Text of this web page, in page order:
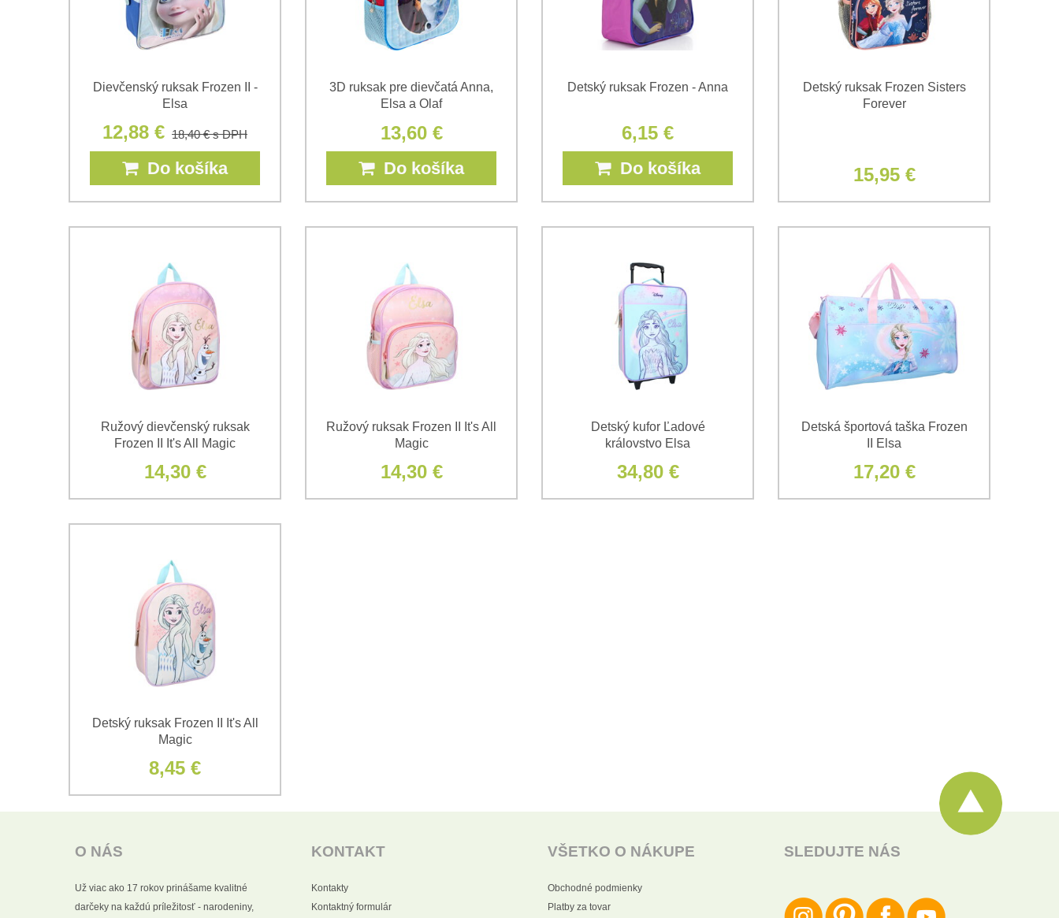
Dievčenský ruksak Frozen II -
Elsa
12,88 € 18,40 €s DPH
Do košíka
3D ruksak pre dievčatá Anna,
Elsa a Olaf
13,60 €
Do košíka
Detský ruksak Frozen - Anna
6,15 €
Do košíka
Detský ruksak Frozen Sisters
Forever
15,95 €
Ružový dievčenský ruksak
Frozen II It's All Magic
14,30 €
Ružový ruksak Frozen II It's All
Magic
14,30 €
Detský kufor Ľadové
královstvo Elsa
34,80 €
Detská športová taška Frozen
II Elsa
17,20 €
Detský ruksak Frozen II It's All
Magic
8,45 €
O NÁS
Už viac ako 17 rokov prinášame kvalitné
darčeky na každú príležitosť - narodeniny,
KONTAKT
Kontakty
Kontaktný formulár
VŠETKO O NÁKUPE
Obchodné podmienky
Platby za tovar
SLEDUJTE NÁS